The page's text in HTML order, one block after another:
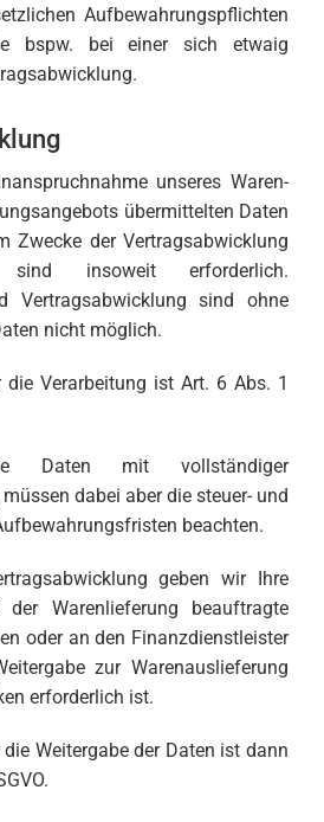
Aufbewahrungspflichten
bspw. bei einer sich etwaig
unseres Waren-
übermittelten Daten
Zwecke der Vertragsabwicklung
insoweit erforderlich.
Vertragsabwicklung sind ohne
nicht möglich.
die Verarbeitung ist Art. 6 Abs. 1
Daten mit vollständiger
dabei aber die steuer- und
beachten.
geben wir Ihre
Warenlieferung beauftragte
oder an den Finanzdienstleister
zur Warenauslieferung
erforderlich ist.
Weitergabe der Daten ist dann